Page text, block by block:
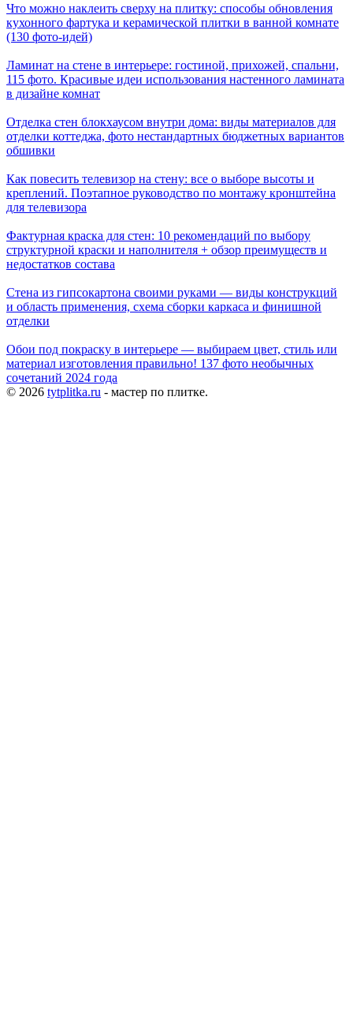
Что можно наклеить сверху на плитку: способы обновления
кухонного фартука и керамической плитки в ванной комнате
(130 фото-идей)
Ламинат на стене в интерьере: гостиной, прихожей, спальни,
115 фото. Красивые идеи использования настенного ламината
в дизайне комнат
Отделка стен блокхаусом внутри дома: виды материалов для
отделки коттеджа, фото нестандартных бюджетных вариантов
обшивки
Как повесить телевизор на стену: все о выборе высоты и
креплений. Поэтапное руководство по монтажу кронштейна
для телевизора
Фактурная краска для стен: 10 рекомендаций по выбору
структурной краски и наполнителя + обзор преимуществ и
недостатков состава
Стена из гипсокартона своими руками — виды конструкций
и область применения, схема сборки каркаса и финишной
отделки
Обои под покраску в интерьере — выбираем цвет, стиль или
материал изготовления правильно! 137 фото необычных
сочетаний 2024 года
© 2026 tytplitka.ru - мастер по плитке.